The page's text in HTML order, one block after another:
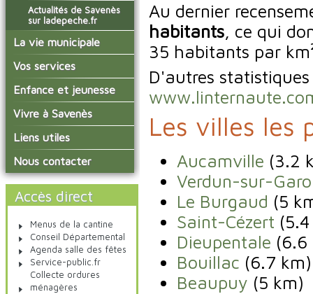
Actualités de Savenès
sur ladepeche.fr
La vie municipale
Vos élus
Les compte-rendus du
conseil municipal
Les commissions
Les diverses
délégations/syndicats
L'urbanisme
Les publicités et les
enquêtes publiques
La communauté de
communes
Vos services
La mairie
Le service technique
Les services de l'école
municipales
La collecte des ordures
ménagères
Enfance et jeunesse
L'école primaire
La garderie et la cantine
Le temps périscolaire
Les transports
Vivre à Savenès
Agenda Salle des Fetes
Liens utiles
Communauté de
Communes Grand Sud
Tarn et Garonne
Nous contacter
Accès direct
Menus de la cantine
Conseil Départemental
Agenda salle des fêtes
Service-public.fr
Collecte ordures
ménagères
Au dernier
habitants, ce qui
35 habitants par
D'autres
Les villes les
Aucamville (3.2
Verdun-sur-
Le Burgaud (5
Saint-Cézert
Dieupentale (6.6
Bouillac (6.7 km)
Beaupuy (5 km)